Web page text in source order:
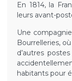
En 1814, la
leurs avant-
Une
Bourrelleries,
d’autres
habitants pour